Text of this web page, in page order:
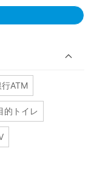
ATM
的トイレ